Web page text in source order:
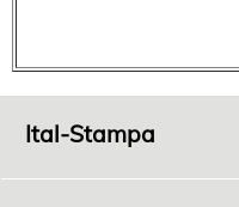
Ital-Stampa